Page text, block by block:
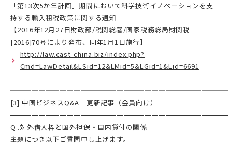
「第13次5か年計画」期間において科学技術イノベーションを支
持する輸入租税政策に関する通知
【2016年12月27日財政部/税関総署/国家税務総局財関税
[2016]70号により発布、同年1月1日施行】
http://law.cast-china.biz/index.php?
Cmd=LawDetail&LSid=12&LMid=5&LGid=1&Lid=6691
[3] 中国ビジネスQ&A 更新記事（会員向け）
Q .対外借入枠と国外担保・国内貸付の関係
主題につき以下ご質問申し上げます。